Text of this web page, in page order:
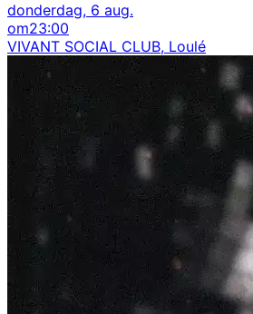
donderdag, 6 aug.
om23:00
VIVANT SOCIAL CLUB, Loulé